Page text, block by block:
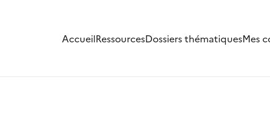
AccueilRessourcesDossiers thématiquesMes